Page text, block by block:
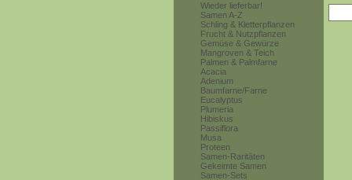
Wieder lieferbar!
Samen A-Z
Schling & Kletterpflanzen
Frucht & Nutzpflanzen
Gemüse & Gewürze
Mangroven & Teich
Palmen & Palmfarne
Acacia
Adenium
Baumfarne/Farne
Eucalyptus
Plumeria
Hibiskus
Passiflora
Musa
Proteen
Samen-Raritäten
Gekeimte Samen
Samen-Sets